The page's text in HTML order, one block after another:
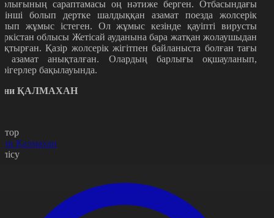
сараптамасы оң нәтиже берген. Отбасындағы
болып дертке шалдыққан азамат поезда жолсерік
жұмыс істеген. Ол жұмыс кезінде қауіпті вирусты
облысы Жетісай ауданына бара жатқан жолаушыдан
Қазір жолсерік жігітпен байланыста болған тағы
азамат анықталған. Олардың барлығы оқшауланып,
бақылауында.
ҚАЛМАХАН
Қалмахан